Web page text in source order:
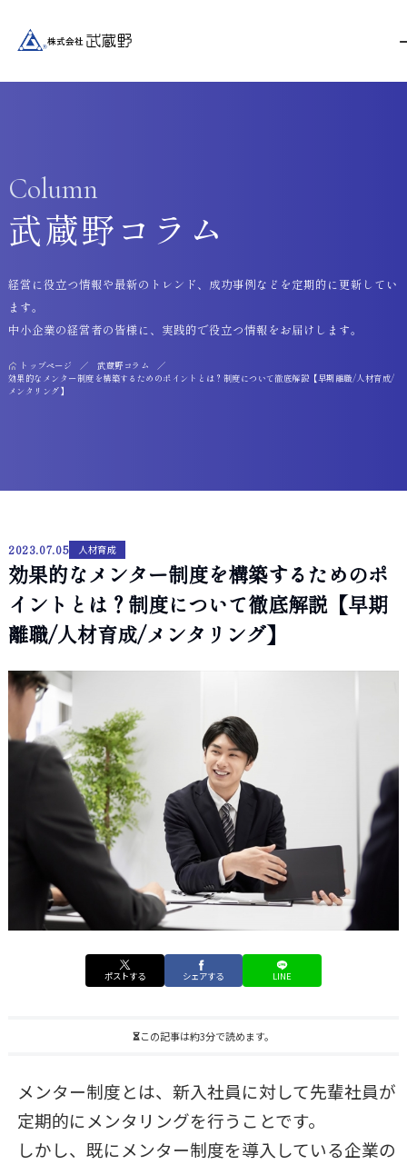
Column
武蔵野コラム
トップページ
武蔵野コラム
効果的なメンター制度を構築するためのポイントとは？制度について徹底解説【早期離職/人材育成/
メンタリング】
経営に役立つ情報や最新のトレンド、成功事例などを定期的に更新してい
ます。
中小企業の経営者の皆様に、実践的で役立つ情報をお届けします。
2023.07.05 人材育成
効果的なメンター制度を構築するためのポ
イントとは？制度について徹底解説【早期
離職/人材育成/メンタリング】
ポストする シェアする LINE
この記事は約3分で読めます。
メンター制度とは、新入社員に対して先輩社員が
定期的にメンタリングを行うことです。
しかし、既にメンター制度を導入している企業の